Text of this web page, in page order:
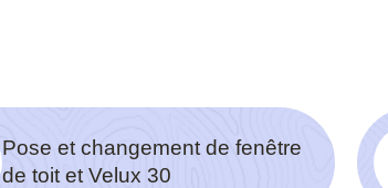
Pose et changement de fenêtre
de toit et Velux 30